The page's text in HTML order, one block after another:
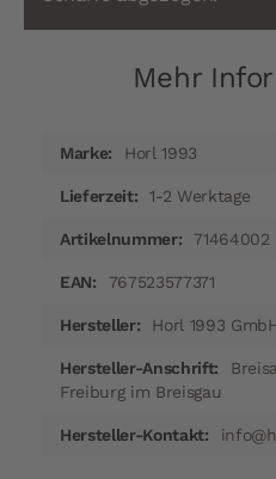
Mehr
InformationenHorl 1993
1-2 Werktage
71464002
767523577371
Horl 1993
Freiburg im Breisgau